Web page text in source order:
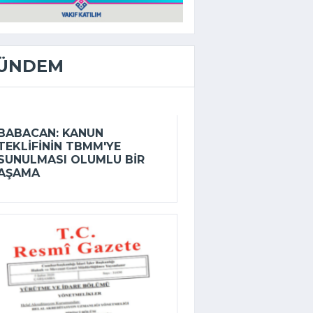
KANUN
TBMM'YE
OLUMLU BIR